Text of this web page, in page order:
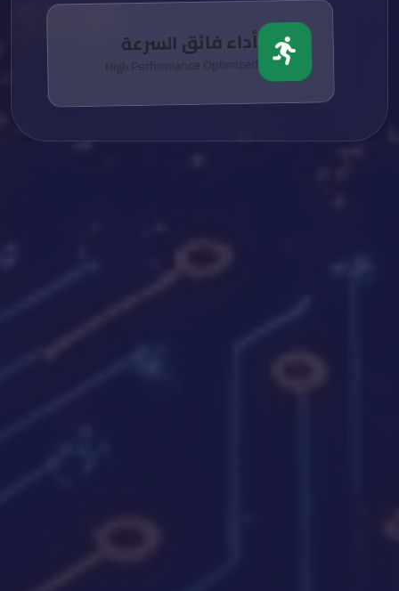
أداء فائق السرعة
High Performance Optimized